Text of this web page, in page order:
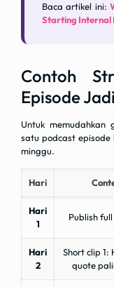
Baca artikel ini:
Starting Internal
Contoh
Episode
Untuk memudahkan
satu podcast episode
minggu.
Hari
Hari
1
Publish
Hari
2
Short clip 1:
quote